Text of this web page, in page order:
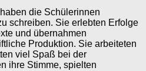
die Schülerinnen
schreiben. Sie erlebten Erfolge
und übernahmen
Produktion. Sie arbeiteten
viel Spaß bei der
ihre Stimme, spielten